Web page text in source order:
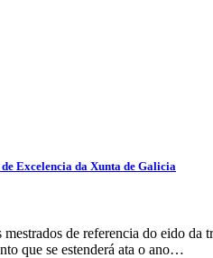
Excelencia da Xunta de Galicia
de referencia do eido
que se estenderá ata o ano…